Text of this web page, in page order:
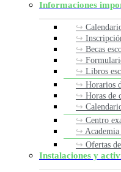
Informaciones
Becas
Libros
Horarios
Horas de
Centro
Ofertas
Instalaciones y